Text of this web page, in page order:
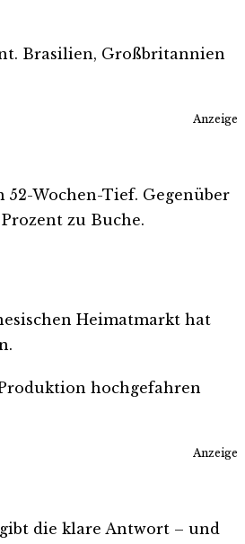
Brasilien, Großbritannien
Anzeige
Wochen-Tief. Gegenüber
zu Buche.
Heimatmarkt hat
hochgefahren
Anzeige
die klare Antwort – und